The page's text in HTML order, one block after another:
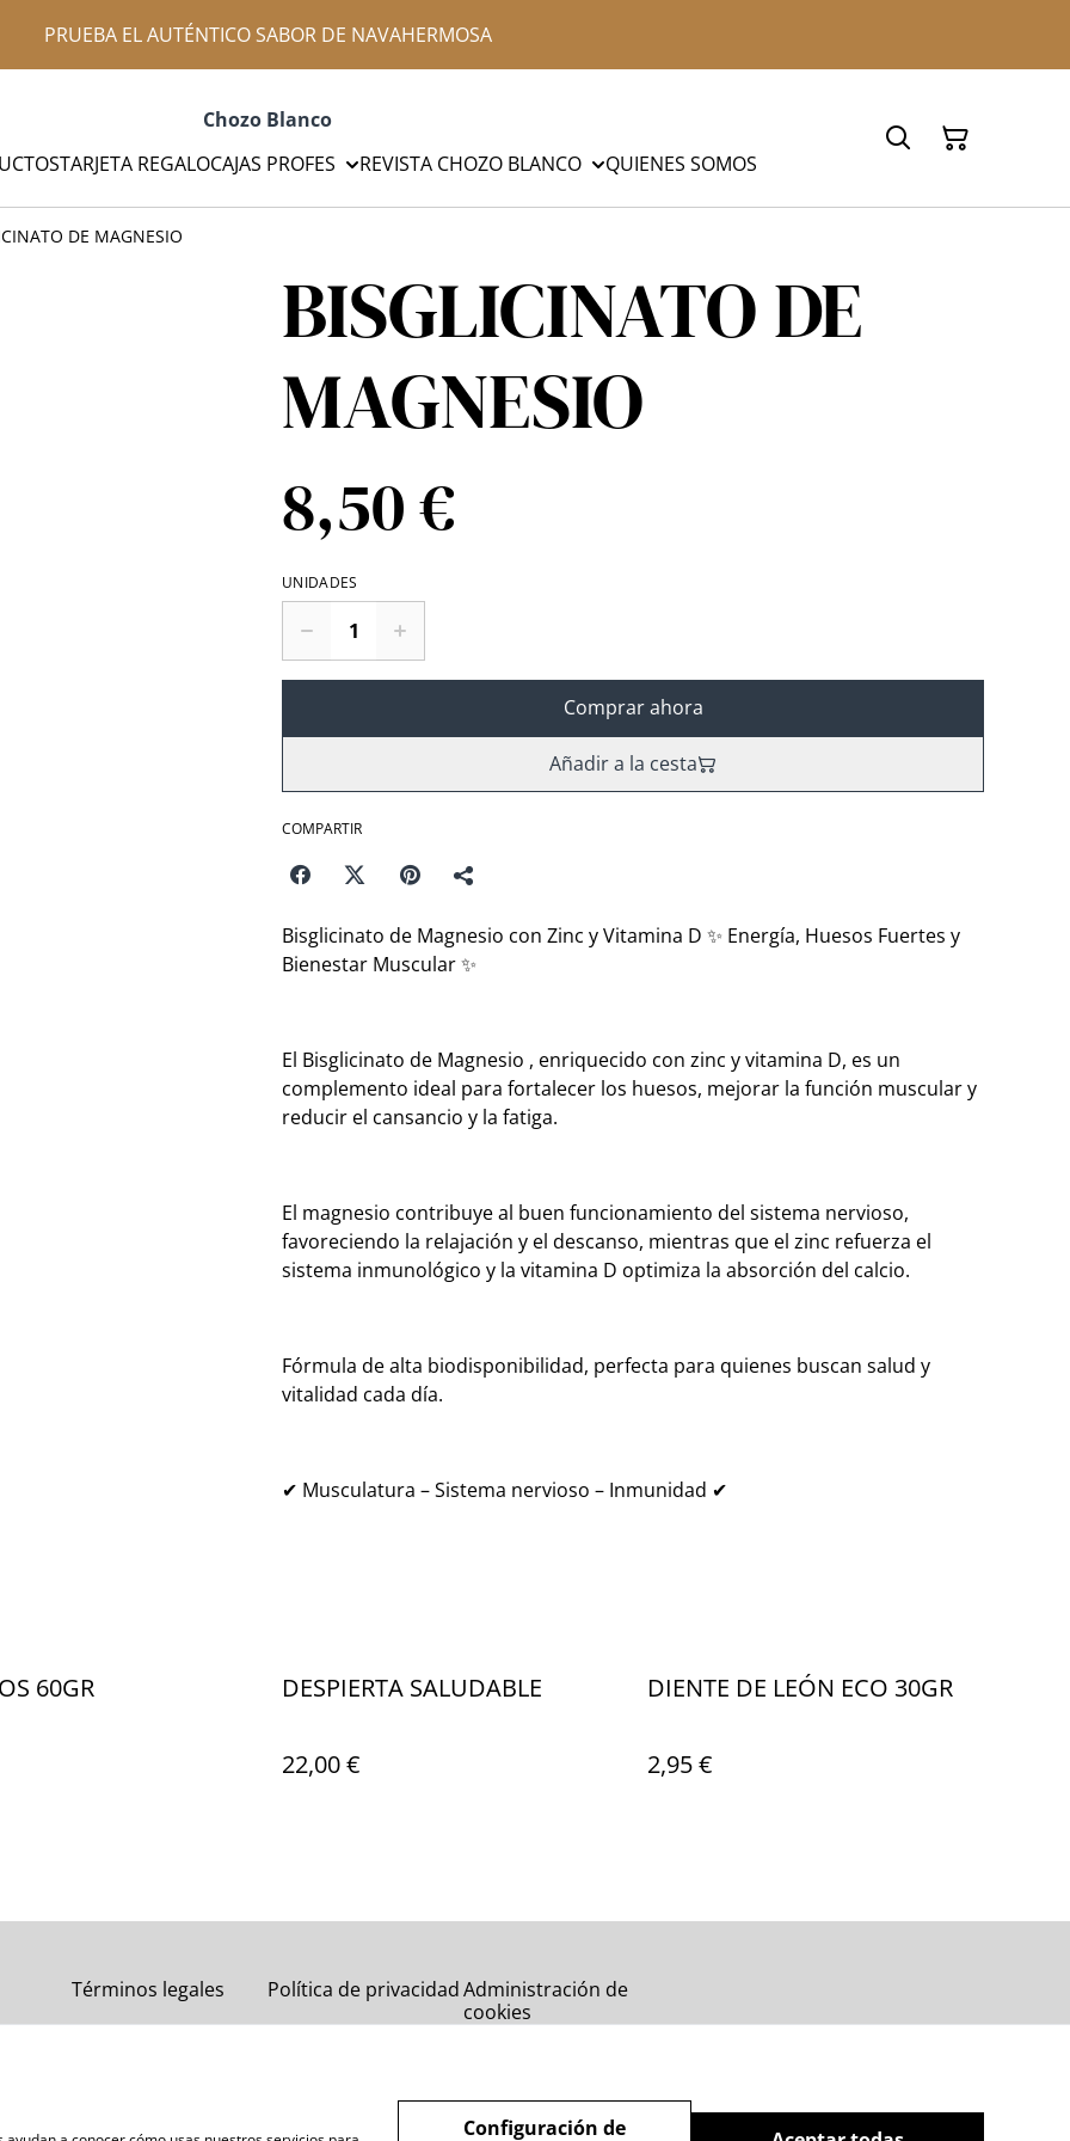
PRUEBA EL AUTÉNTICO SABOR DE NAVAHERMOSA
Chozo Blanco
TARJETA REGALOCAJAS PROFES REVISTA CHOZO BLANCO QUIENES SOMOS
DE MAGNESIO
BISGLICINATO DE
MAGNESIO
8,50 €
UNIDADES
Comprar ahora
Añadir a la cesta
COMPARTIR
Bisglicinato de Magnesio con Zinc y Vitamina D ✨ Energía, Huesos Fuertes y
Bienestar Muscular ✨
El Bisglicinato de Magnesio , enriquecido con zinc y vitamina D, es un
complemento ideal para fortalecer los huesos, mejorar la función muscular y
reducir el cansancio y la fatiga.
El magnesio contribuye al buen funcionamiento del sistema nervioso,
favoreciendo la relajación y el descanso, mientras que el zinc refuerza el
sistema inmunológico y la vitamina D optimiza la absorción del calcio.
Fórmula de alta biodisponibilidad, perfecta para quienes buscan salud y
vitalidad cada día.
✔ Musculatura – Sistema nervioso – Inmunidad ✔
60GR DESPIERTA SALUDABLE
22,00 €
DIENTE DE LEÓN ECO 30GR
2,95 €
Términos legales Política de privacidadAdministración de
cookies
Configuración de